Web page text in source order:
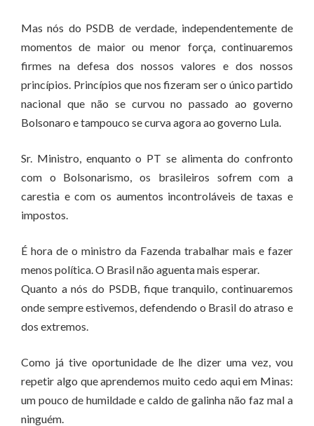
Mas nós do PSDB de verdade, independentemente de
momentos de maior ou menor força, continuaremos
firmes na defesa dos nossos valores e dos nossos
princípios. Princípios que nos fizeram ser o único partido
nacional que não se curvou no passado ao governo
Bolsonaro e tampouco se curva agora ao governo Lula.
Sr. Ministro, enquanto o PT se alimenta do confronto
com o Bolsonarismo, os brasileiros sofrem com a
carestia e com os aumentos incontroláveis de taxas e
impostos.
É hora de o ministro da Fazenda trabalhar mais e fazer
menos política. O Brasil não aguenta mais esperar.
Quanto a nós do PSDB, fique tranquilo, continuaremos
onde sempre estivemos, defendendo o Brasil do atraso e
dos extremos.
Como já tive oportunidade de lhe dizer uma vez, vou
repetir algo que aprendemos muito cedo aqui em Minas:
um pouco de humildade e caldo de galinha não faz mal a
ninguém.